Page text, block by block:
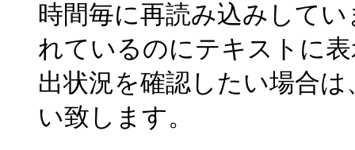
時間毎に再読み込みして
れているのにテキストに
出状況を確認したい場合
い致します。